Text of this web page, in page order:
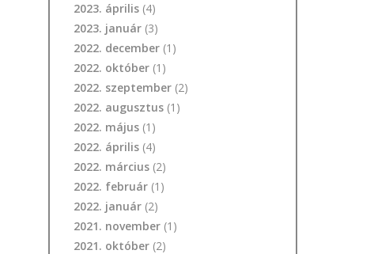
2023. április (4)
2023. január (3)
2022. december (1)
2022. október (1)
2022. szeptember (2)
2022. augusztus (1)
2022. május (1)
2022. április (4)
2022. március (2)
2022. február (1)
2022. január (2)
2021. november (1)
2021. október (2)